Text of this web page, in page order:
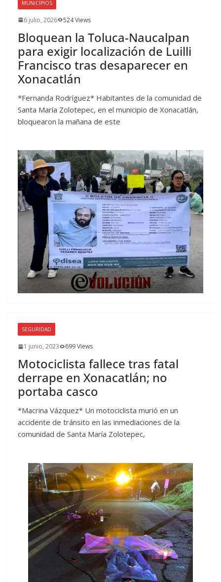
MUNICIPIOS
6 julio, 2026 524 Views
Bloquean la Toluca-Naucalpan
para exigir localización de Luilli
Francisco tras desaparecer en
Xonacatlán
*Fernanda Rodríguez* Habitantes de la comunidad de
Santa María Zolotepec, en el municipio de Xonacatlán,
bloquearon la mañana de este
SEGURIDAD
1 junio, 2023 699 Views
Motociclista fallece tras fatal
derrape en Xonacatlán; no
portaba casco
*Macrina Vázquez* Un motociclista murió en un
accidente de tránsito en las inmediaciones de la
comunidad de Santa María Zolotepec,